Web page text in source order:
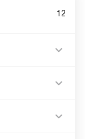
12